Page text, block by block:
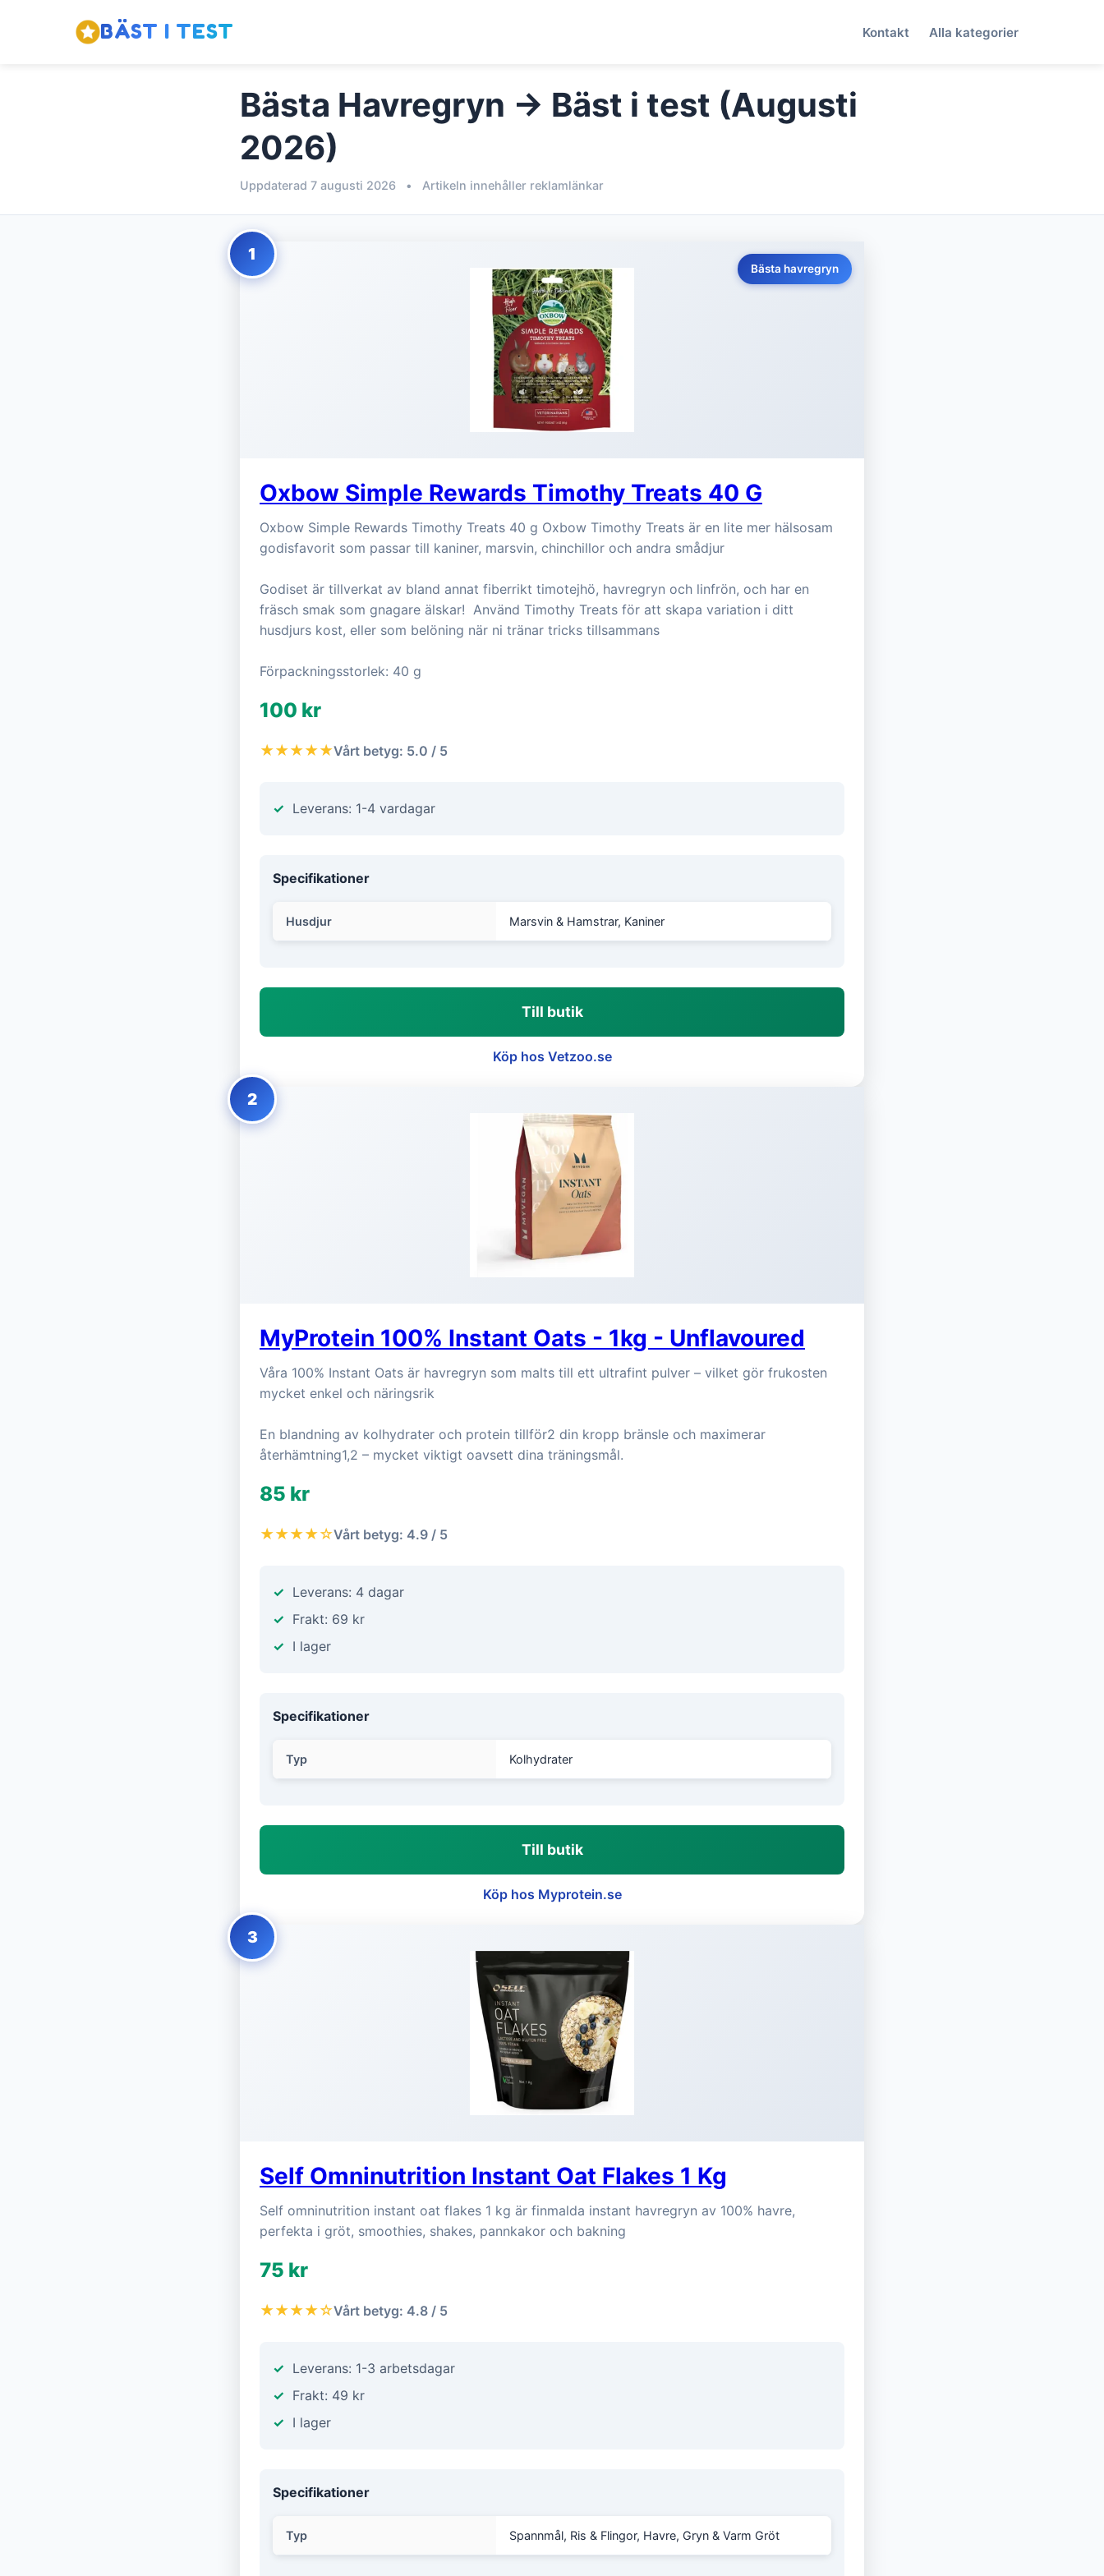
BÄST I TEST Kontakt Alla kategorier
Bästa Havregryn → Bäst i test (Augusti
2026)
Uppdaterad 7 augusti 2026 • Artikeln innehåller reklamlänkar
1
Bästa havregryn
Oxbow Simple Rewards Timothy Treats 40 G
Oxbow Simple Rewards Timothy Treats 40 g Oxbow Timothy Treats är en lite mer hälsosam
godisfavorit som passar till kaniner, marsvin, chinchillor och andra smådjur
Godiset är tillverkat av bland annat fiberrikt timotejhö, havregryn och linfrön, och har en
fräsch smak som gnagare älskar! Använd Timothy Treats för att skapa variation i ditt
husdjurs kost, eller som belöning när ni tränar tricks tillsammans
Förpackningsstorlek: 40 g
100 kr
★★★★★Vårt betyg: 5.0 / 5
Leverans: 1-4 vardagar
Specifikationer
Husdjur Marsvin & Hamstrar, Kaniner
Till butik
Köp hos Vetzoo.se
2
MyProtein 100% Instant Oats - 1kg - Unflavoured
Våra 100% Instant Oats är havregryn som malts till ett ultrafint pulver – vilket gör frukosten
mycket enkel och näringsrik
En blandning av kolhydrater och protein tillför2 din kropp bränsle och maximerar
återhämtning1,2 – mycket viktigt oavsett dina träningsmål.
85 kr
★★★★☆Vårt betyg: 4.9 / 5
Leverans: 4 dagar
Frakt: 69 kr
I lager
Specifikationer
Typ Kolhydrater
Till butik
Köp hos Myprotein.se
3
Self Omninutrition Instant Oat Flakes 1 Kg
Self omninutrition instant oat flakes 1 kg är finmalda instant havregryn av 100% havre,
perfekta i gröt, smoothies, shakes, pannkakor och bakning
75 kr
★★★★☆Vårt betyg: 4.8 / 5
Leverans: 1-3 arbetsdagar
Frakt: 49 kr
I lager
Specifikationer
Typ Spannmål, Ris & Flingor, Havre, Gryn & Varm Gröt